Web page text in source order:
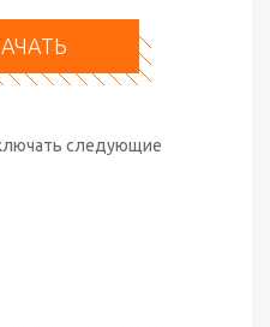
следующие